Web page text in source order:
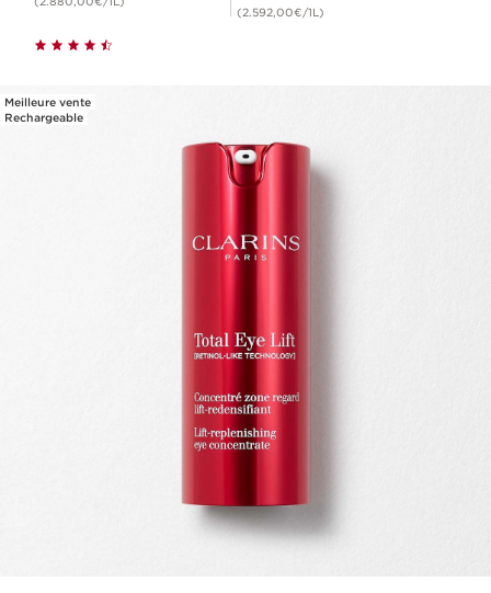
(2.592,00€/1L)
Meilleure vente
Rechargeable